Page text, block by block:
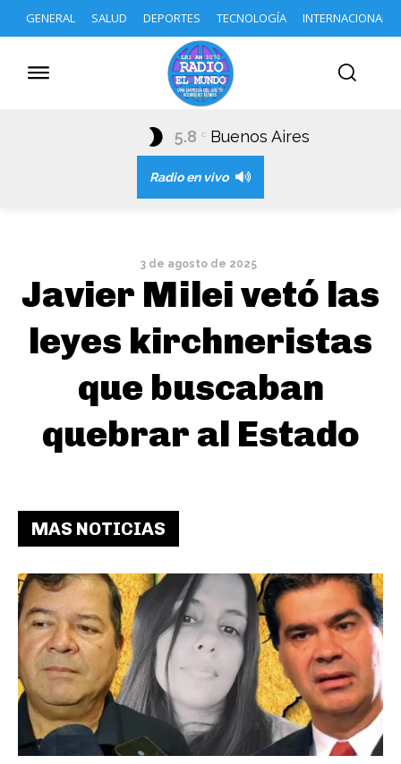
GENERAL SALUD DEPORTES TECNOLOGÍA INTERNACIONAL
5.8 C Buenos Aires
Radio en vivo
3 de agosto de 2025
Javier Milei vetó las
leyes kirchneristas
que buscaban
quebrar al Estado
MAS NOTICIAS